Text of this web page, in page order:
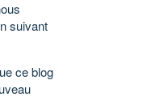
suivant
ce blog